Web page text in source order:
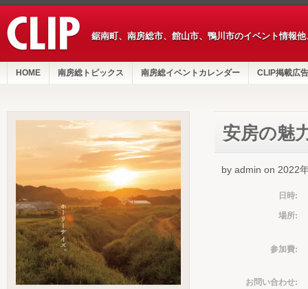
鋸南町、南房総市、館山市、鴨川市のイベント情報
HOME 南房総トピックス 南房総イベントカレンダー CLIP掲載広告
安房の魅
by admin on 2022
日時:
場所:
参加費:
お問い合わせ: